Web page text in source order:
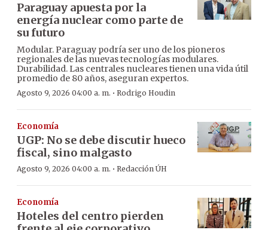
Paraguay apuesta por la
energía nuclear como parte de
su futuro
Modular. Paraguay podría ser uno de los pioneros
regionales de las nuevas tecnologías modulares.
Durabilidad. Las centrales nucleares tienen una vida útil
promedio de 80 años, aseguran expertos.
Agosto 9, 2026 04:00 a. m. · Rodrigo Houdin
Economía
UGP: No se debe discutir hueco
fiscal, sino malgasto
Agosto 9, 2026 04:00 a. m. · Redacción ÚH
Economía
Hoteles del centro pierden